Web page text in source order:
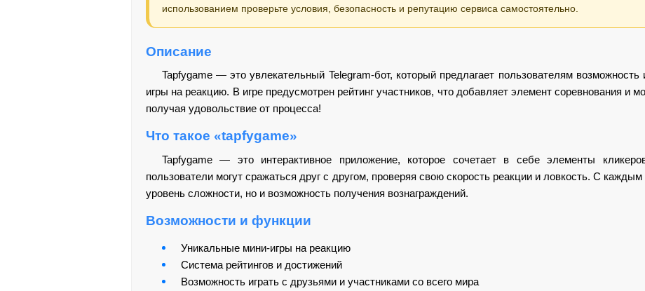
использованием проверьте условия, безопасность и репутацию сервиса самостоятельно.
Описание
Tapfygame — это увлекательный Telegram-бот, который предлагает пользователям
игры на реакцию. В игре предусмотрен рейтинг участников, что добавляет элемент соревнования и
получая удовольствие от процесса!
Что такое «tapfygame»
Tapfygame — это интерактивное приложение, которое сочетает в себе элементы
пользователи могут сражаться друг с другом, проверяя свою скорость реакции и ловкость. С
уровень сложности, но и возможность получения вознаграждений.
Возможности и функции
Уникальные мини-игры на реакцию
Система рейтингов и достижений
Возможность играть с друзьями и участниками со всего мира